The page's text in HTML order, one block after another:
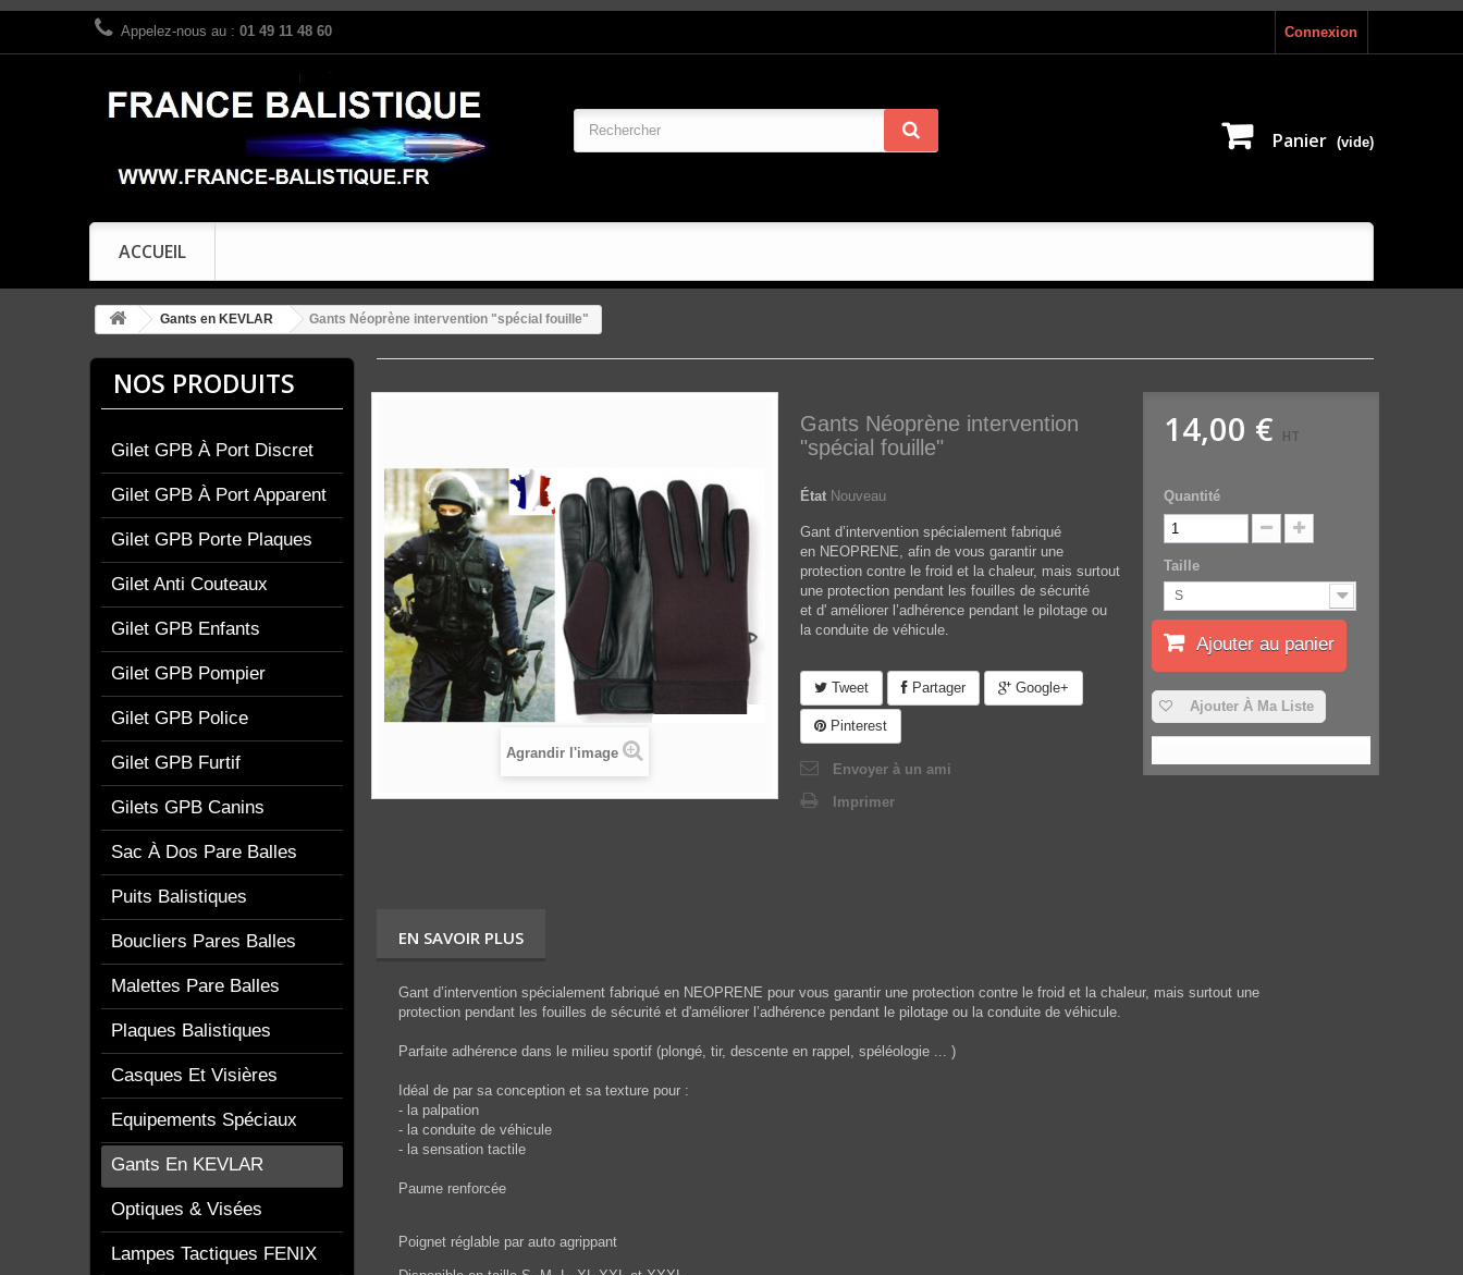
Connexion
Appelez-nous au : 01 49 11 48 60
Panier (vide)
ACCUEIL
Gants en KEVLAR Gants Néoprène intervention "spécial fouille"
NOS PRODUITS
Gilet GPB À Port Discret
Gilet GPB À Port Apparent
Gilet GPB Porte Plaques
Gilet Anti Couteaux
Gilet GPB Enfants
Gilet GPB Pompier
Gilet GPB Police
Gilet GPB Furtif
Gilets GPB Canins
Sac À Dos Pare Balles
Puits Balistiques
Boucliers Pares Balles
Malettes Pare Balles
Plaques Balistiques
Casques Et Visières
Equipements Spéciaux
Gants En KEVLAR
Optiques & Visées
Lampes Tactiques FENIX
Agrandir l'image
Gants Néoprène intervention
"spécial fouille"
État Nouveau
Gant d’intervention spécialement fabriqué
en NEOPRENE, afin de vous garantir une
protection contre le froid et la chaleur, mais surtout
une protection pendant les fouilles de sécurité
et d' améliorer l’adhérence pendant le pilotage ou
la conduite de véhicule.
Tweet Partager Google+
Pinterest
Envoyer à un ami
Imprimer
14,00 € HT
Quantité
Taille
S
Ajouter au panier
Ajouter À Ma Liste
EN SAVOIR PLUS
Gant d’intervention spécialement fabriqué en NEOPRENE pour vous garantir une protection contre le froid et la chaleur, mais surtout une
protection pendant les fouilles de sécurité et d'améliorer l’adhérence pendant le pilotage ou la conduite de véhicule.
Parfaite adhérence dans le milieu sportif (plongé, tir, descente en rappel, spéléologie ... )
Idéal de par sa conception et sa texture pour :
- la palpation
- la conduite de véhicule
- la sensation tactile
Paume renforcée
Poignet réglable par auto agrippant